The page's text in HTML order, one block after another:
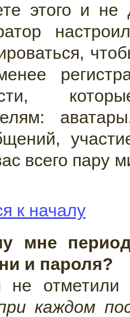
этого и не
всего пару
к началу
мне
и пароля?
не
каждом